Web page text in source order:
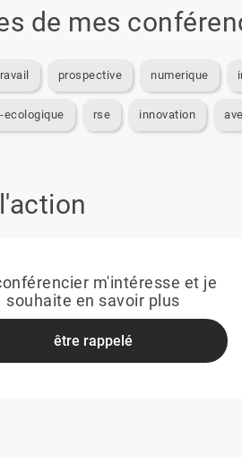
de mes
prospective numerique
rse innovation
m'intéresse et je
souhaite en savoir plus
être rappelé